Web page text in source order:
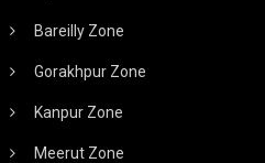
Bareilly Zone
Gorakhpur Zone
Kanpur Zone
Meerut Zone